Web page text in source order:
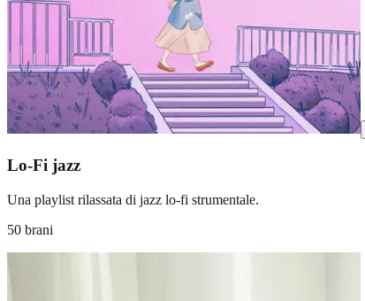
Lo-Fi jazz
Una playlist rilassata di jazz lo-fi strumentale.
50 brani